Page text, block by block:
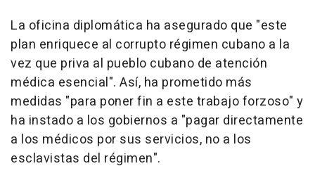
La oficina diplomática ha asegurado que "este
plan enriquece al corrupto régimen cubano a la
vez que priva al pueblo cubano de atención
médica esencial". Así, ha prometido más
medidas "para poner fin a este trabajo forzoso" y
ha instado a los gobiernos a "pagar directamente
a los médicos por sus servicios, no a los
esclavistas del régimen".